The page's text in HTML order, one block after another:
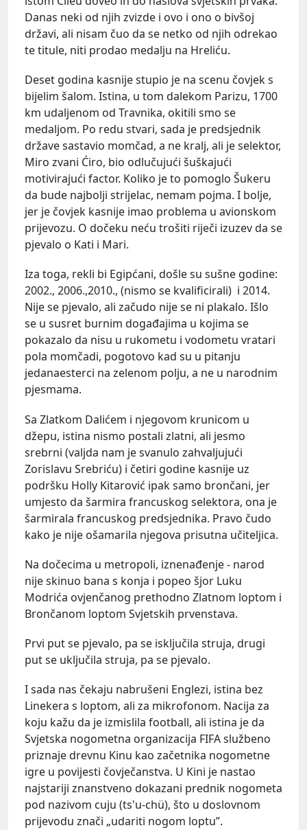
Danas neki od njih zvizde i ovo i ono o bivšoj
državi, ali nisam čuo da se netko od njih odrekao
te titule, niti prodao medalju na Hreliću.
Deset godina kasnije stupio je na scenu čovjek s
bijelim šalom. Istina, u tom dalekom Parizu, 1700
km udaljenom od Travnika, okitili smo se
medaljom. Po redu stvari, sada je predsjednik
države sastavio momčad, a ne kralj, ali je selektor,
Miro zvani Ćiro, bio odlučujući šuškajući
motivirajući factor. Koliko je to pomoglo Šukeru
da bude najbolji strijelac, nemam pojma. I bolje,
jer je čovjek kasnije imao problema u avionskom
prijevozu. O dočeku neću trošiti riječi izuzev da se
pjevalo o Kati i Mari.
Iza toga, rekli bi Egipćani, došle su sušne godine:
2002., 2006.,2010., (nismo se kvalificirali) i 2014.
Nije se pjevalo, ali začudo nije se ni plakalo. Išlo
se u susret burnim događajima u kojima se
pokazalo da nisu u rukometu i vodometu vratari
pola momčadi, pogotovo kad su u pitanju
jedanaesterci na zelenom polju, a ne u narodnim
pjesmama.
Sa Zlatkom Dalićem i njegovom krunicom u
džepu, istina nismo postali zlatni, ali jesmo
srebrni (valjda nam je svanulo zahvaljujući
Zorislavu Srebriću) i četiri godine kasnije uz
podršku Holly Kitarović ipak samo brončani, jer
umjesto da šarmira francuskog selektora, ona je
šarmirala francuskog predsjednika. Pravo čudo
kako je nije ošamarila njegova prisutna učiteljica.
Na dočecima u metropoli, iznenađenje - narod
nije skinuo bana s konja i popeo šjor Luku
Modrića ovjenčanog prethodno Zlatnom loptom i
Brončanom loptom Svjetskih prvenstava.
Prvi put se pjevalo, pa se isključila struja, drugi
put se uključila struja, pa se pjevalo.
I sada nas čekaju nabrušeni Englezi, istina bez
Linekera s loptom, ali za mikrofonom. Nacija za
koju kažu da je izmislila football, ali istina je da
Svjetska nogometna organizacija FIFA službeno
priznaje drevnu Kinu kao začetnika nogometne
igre u povijesti čovječanstva. U Kini je nastao
najstariji znanstveno dokazani prednik nogometa
pod nazivom cuju (ts'u-chü), što u doslovnom
prijevodu znači „udariti nogom loptu”.